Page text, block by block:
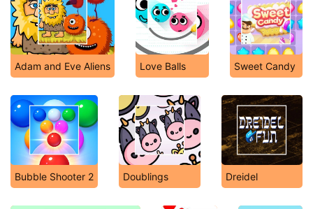
Adam and Eve Aliens Love Balls Sweet Candy
Bubble Shooter 2 Doublings Dreidel